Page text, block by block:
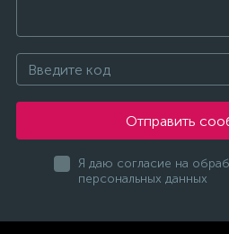
Отправить
Я даю согласие на
персональных данных